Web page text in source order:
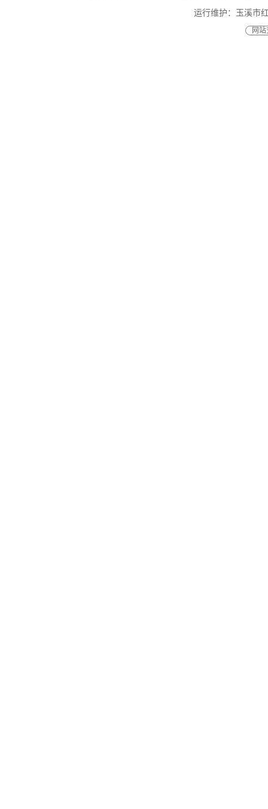
运行维护：玉溪市
网